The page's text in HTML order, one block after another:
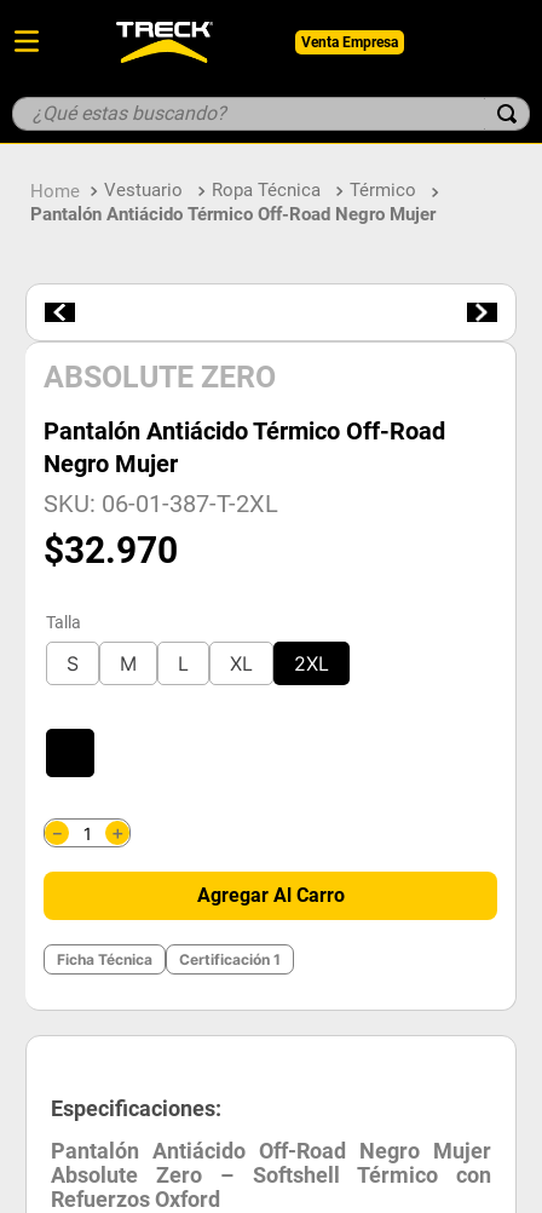
Venta Empresa
¿Qué estas buscando?
Vestuario Ropa Técnica
Térmico
Pantalón Antiácido Térmico Off-Road Negro Mujer
ABSOLUTE ZERO
Pantalón Antiácido Térmico Off-Road
Negro Mujer
SKU: 06-01-387-T-2XL
$32.970
Talla
S M L XL 2XL
＋
－
Agregar Al Carro
Ficha Técnica Certificación 1
Especificaciones:
Pantalón Antiácido Off-Road Negro Mujer
Absolute Zero – Softshell Térmico con
Refuerzos Oxford
1. botin
5. casco